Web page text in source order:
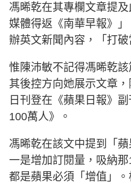
馮晞乾在其專欄文章提
媒體得返《南華早報》
辦英文新聞內容，「打
惟陳沛敏不記得馮晞乾
其後控方向她展示文章
日刊登在《蘋果日報》
100萬人》。
馮晞乾在該文中提到「
一是增加訂閱量，吸納
都是蘋果必須「增值」